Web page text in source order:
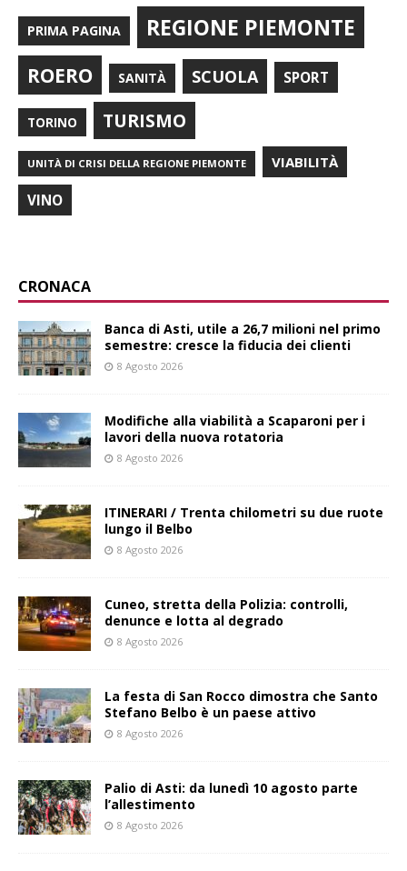
PRIMA PAGINA REGIONE PIEMONTE
ROERO SANITÀ SCUOLA SPORT
TORINO TURISMO
UNITÀ DI CRISI DELLA REGIONE PIEMONTE VIABILITÀ
VINO
CRONACA
Banca di Asti, utile a 26,7 milioni nel primo
semestre: cresce la fiducia dei clienti
8 Agosto 2026
Modifiche alla viabilità a Scaparoni per i
lavori della nuova rotatoria
8 Agosto 2026
ITINERARI / Trenta chilometri su due ruote
lungo il Belbo
8 Agosto 2026
Cuneo, stretta della Polizia: controlli,
denunce e lotta al degrado
8 Agosto 2026
La festa di San Rocco dimostra che Santo
Stefano Belbo è un paese attivo
8 Agosto 2026
Palio di Asti: da lunedì 10 agosto parte
l’allestimento
8 Agosto 2026